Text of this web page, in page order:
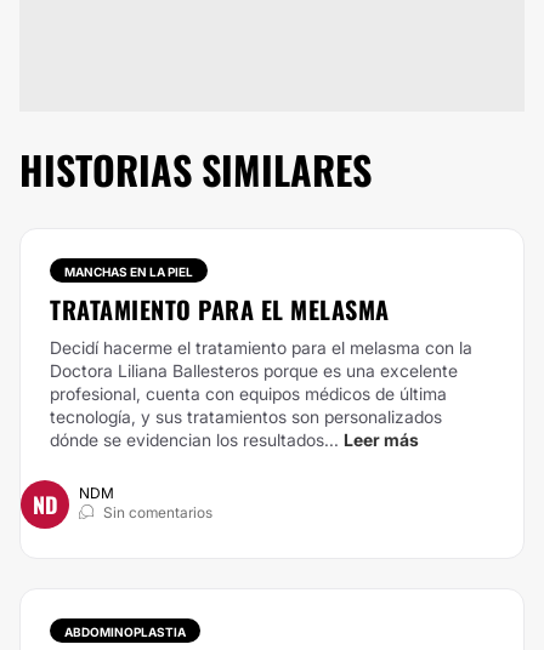
HISTORIAS SIMILARES
MANCHAS EN LA PIEL
TRATAMIENTO PARA EL MELASMA
Decidí hacerme el tratamiento para el melasma con la
Doctora Liliana Ballesteros porque es una excelente
profesional, cuenta con equipos médicos de última
tecnología, y sus tratamientos son personalizados
dónde se evidencian los resultados... Leer más
ND
NDM
Sin comentarios
ABDOMINOPLASTIA